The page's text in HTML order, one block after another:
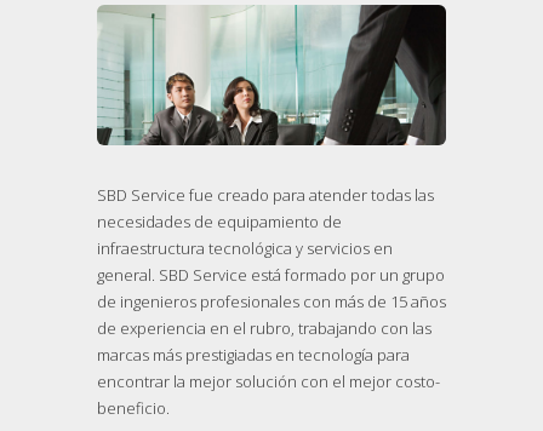
SBD Service fue creado para atender todas las
necesidades de equipamiento de
infraestructura tecnológica y servicios en
general. SBD Service está formado por un grupo
de ingenieros profesionales con más de 15 años
de experiencia en el rubro, trabajando con las
marcas más prestigiadas en tecnología para
encontrar la mejor solución con el mejor costo-
beneficio.